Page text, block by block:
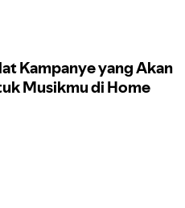
Kampanye yang Akan
Musikmu di Home